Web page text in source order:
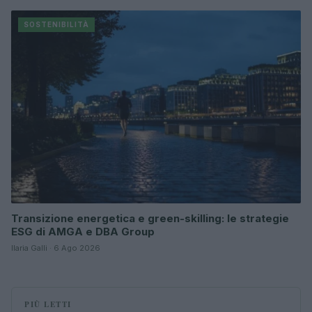
SOSTENIBILITÀ
Transizione energetica e green-skilling: le strategie
ESG di AMGA e DBA Group
Ilaria Galli · 6 Ago 2026
PIÙ LETTI